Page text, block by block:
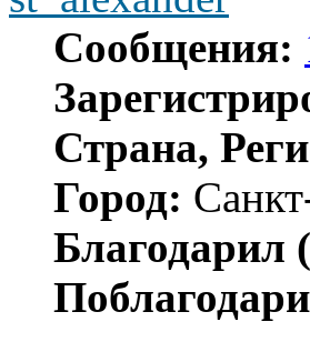
Сообщения:
Страна,
Город:
Благодарил